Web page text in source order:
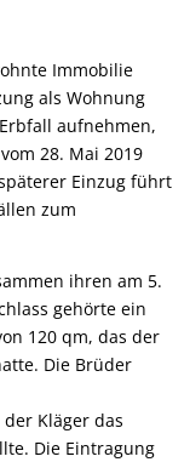
Immobilie
als Wohnung
aufnehmen,
28. Mai 2019
Einzug führt
zum
ihren am 5.
gehörte ein
120 qm, das der
Die Brüder
Kläger das
Die Eintragung